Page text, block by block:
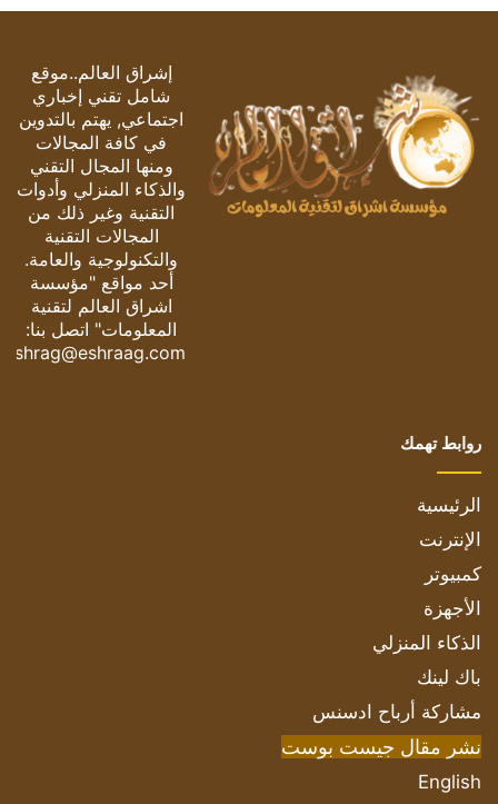
إشراق العالم..موقع
شامل تقني إخباري
اجتماعي, يهتم بالتدوين
في كافة المجالات
ومنها المجال التقني
والذكاء المنزلي وأدوات
التقنية وغير ذلك من
المجالات التقنية
والتكنولوجية والعامة.
أحد مواقع "مؤسسة
اشراق العالم لتقنية
المعلومات" اتصل بنا:
eshrag@eshraag.com
روابط تهمك
الرئيسية
الإنترنت
كمبيوتر
الأجهزة
الذكاء المنزلي
باك لينك
مشاركة أرباح ادسنس
نشر مقال جيست بوست
English